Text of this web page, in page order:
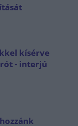
kísérve
- interjú